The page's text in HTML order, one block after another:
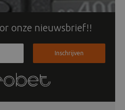
onze nieuwsbrief!!
Inschrijven